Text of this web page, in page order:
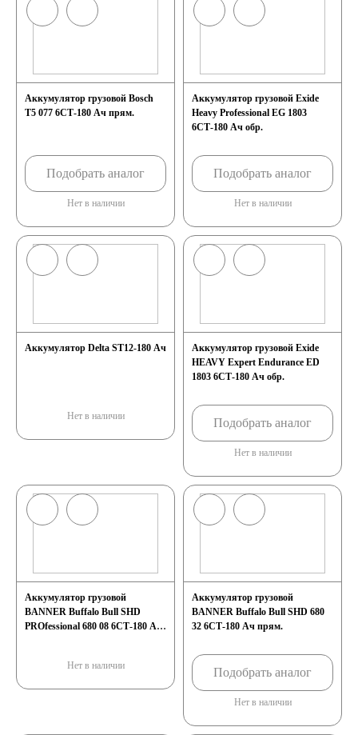
Аккумулятор грузовой Bosch
T5 077 6СТ-180 Ач прям.
Подобрать аналог
Нет в наличии
Аккумулятор грузовой Exide
Heavy Professional EG 1803
6СТ-180 Ач обр.
Подобрать аналог
Нет в наличии
Аккумулятор Delta ST12-180 Ач
Нет в наличии
Аккумулятор грузовой Exide
HEAVY Expert Endurance ED
1803 6СТ-180 Ач обр.
Подобрать аналог
Нет в наличии
Аккумулятор грузовой
BANNER Buffalo Bull SHD
PROfessional 680 08 6СТ-180 Ач
Нет в наличии
Аккумулятор грузовой
BANNER Buffalo Bull SHD 680
32 6СТ-180 Ач прям.
Подобрать аналог
Нет в наличии